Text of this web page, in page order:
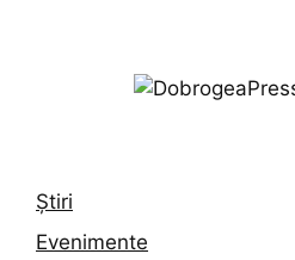
Știri
Evenimente